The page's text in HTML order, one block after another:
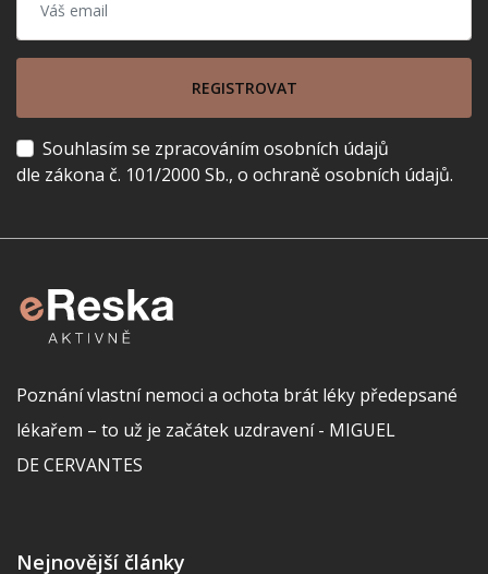
REGISTROVAT
Souhlasím se zpracováním osobních údajů
dle zákona č. 101/2000 Sb., o ochraně osobních údajů.
Poznání vlastní nemoci a ochota brát léky předepsané
lékařem – to už je začátek uzdravení - MIGUEL
DE CERVANTES
Nejnovější články